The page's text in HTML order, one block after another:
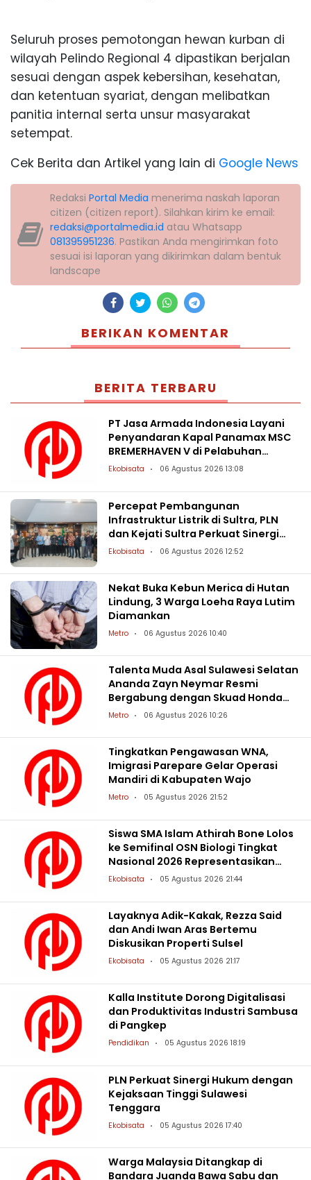
Seluruh proses pemotongan hewan kurban di
wilayah Pelindo Regional 4 dipastikan berjalan
sesuai dengan aspek kebersihan, kesehatan,
dan ketentuan syariat, dengan melibatkan
panitia internal serta unsur masyarakat
setempat.
Cek Berita dan Artikel yang lain di Google News
Redaksi Portal Media menerima naskah laporan
citizen (citizen report). Silahkan kirim ke email:
redaksi@portalmedia.id atau Whatsapp
081395951236. Pastikan Anda mengirimkan foto
sesuai isi laporan yang dikirimkan dalam bentuk
landscape
BERIKAN KOMENTAR
BERITA TERBARU
PT Jasa Armada Indonesia Layani
Penyandaran Kapal Panamax MSC
BREMERHAVEN V di Pelabuhan
Patimban
Ekobisata 06 Agustus 2026 13:08
Percepat Pembangunan
Infrastruktur Listrik di Sultra, PLN
dan Kejati Sultra Perkuat Sinergi
Hukum
Ekobisata 06 Agustus 2026 12:52
Nekat Buka Kebun Merica di Hutan
Lindung, 3 Warga Loeha Raya Lutim
Diamankan
Metro 06 Agustus 2026 10:40
Talenta Muda Asal Sulawesi Selatan
Ananda Zayn Neymar Resmi
Bergabung dengan Skuad Honda
Racing Indonesia
Metro 06 Agustus 2026 10:26
Tingkatkan Pengawasan WNA,
Imigrasi Parepare Gelar Operasi
Mandiri di Kabupaten Wajo
Metro 05 Agustus 2026 21:52
Siswa SMA Islam Athirah Bone Lolos
ke Semifinal OSN Biologi Tingkat
Nasional 2026 Representasikan
Sulsel
Ekobisata 05 Agustus 2026 21:44
Layaknya Adik-Kakak, Rezza Said
dan Andi Iwan Aras Bertemu
Diskusikan Properti Sulsel
Ekobisata 05 Agustus 2026 21:17
Kalla Institute Dorong Digitalisasi
dan Produktivitas Industri Sambusa
di Pangkep
Pendidikan 05 Agustus 2026 18:19
PLN Perkuat Sinergi Hukum dengan
Kejaksaan Tinggi Sulawesi
Tenggara
Ekobisata 05 Agustus 2026 17:40
Warga Malaysia Ditangkap di
Bandara Juanda Bawa Sabu dan